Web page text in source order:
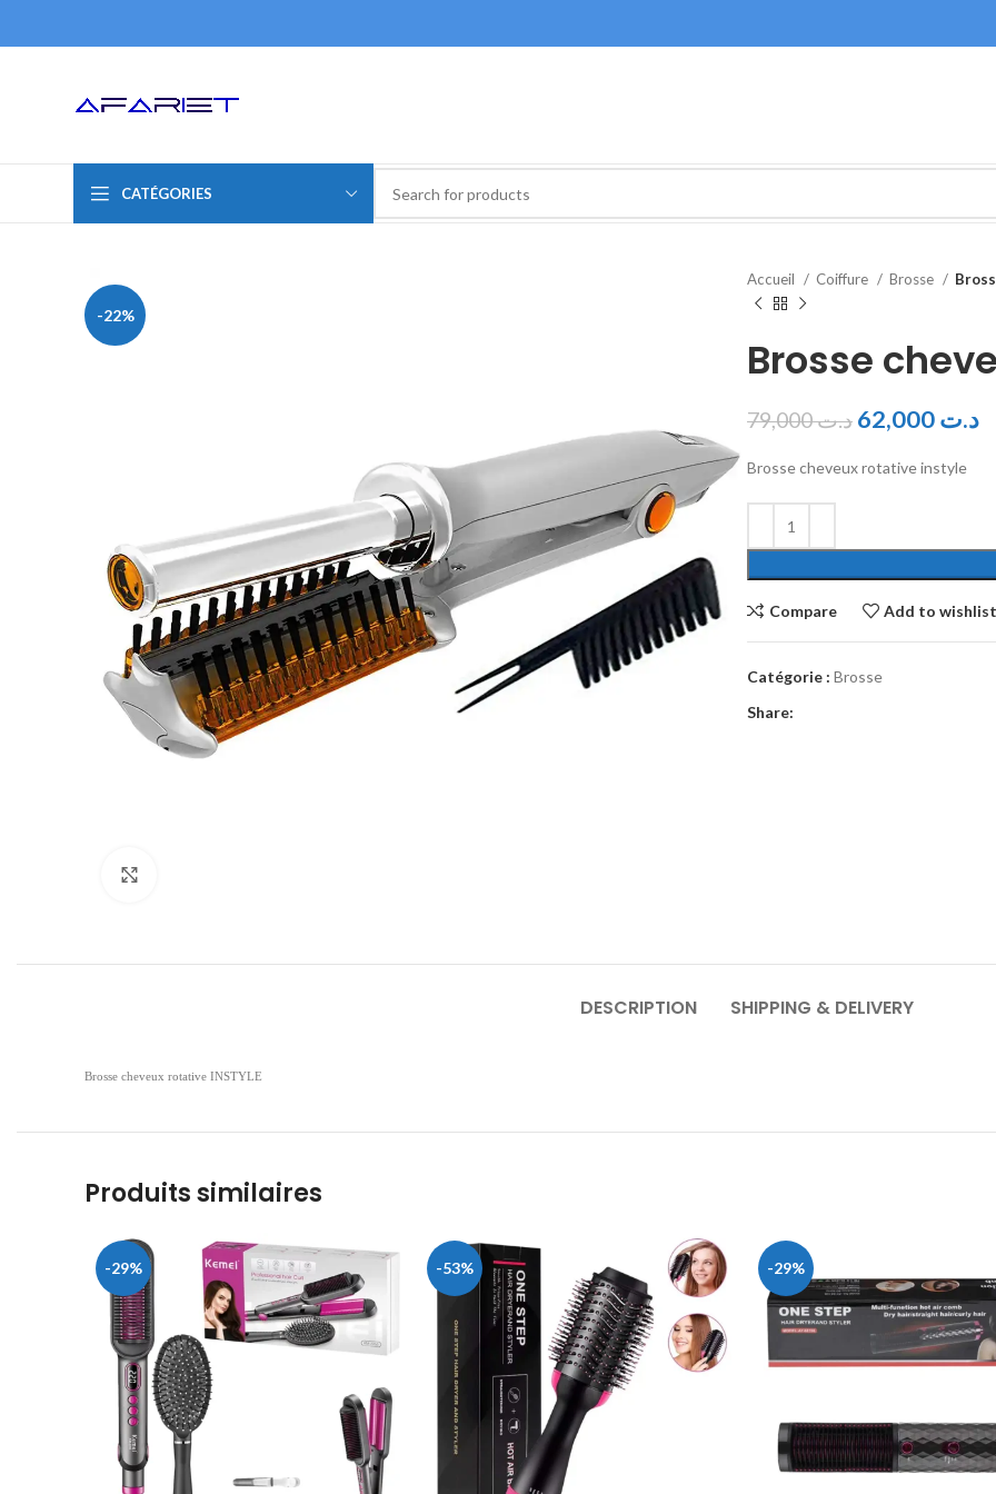
CATÉGORIES
-22%
Accueil Coiffure Brosse
Brosse
د.ت79,000 د.ت
Brosse cheveux rotative instyle
Compare Add to wishlist
Catégorie : Brosse
Share:
DESCRIPTION SHIPPING & DELIVERY
Brosse cheveux rotative INSTYLE
Produits similaires
-29% -53% -29%